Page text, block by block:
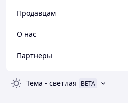
Продавцам
О нас
Партнеры
Тема - светлая BETA